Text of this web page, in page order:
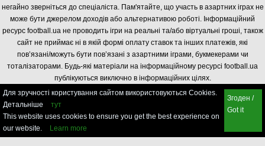
негайно зверніться до спеціаліста. Пам'ятайте, що участь в азартних іграх не
може бути джерелом доходів або альтернативою роботі. Інформаційний
ресурс football.ua не проводить ігри на реальні та/або віртуальні гроші, також
сайт не приймає ні в якій формі оплату ставок та інших платежів, які
пов’язані/можуть бути пов’язані з азартними іграми, букмекерами чи
тоталізаторами. Будь-які матеріали на інформаційному ресурсі football.ua
публікуються виключно в інформаційних цілях.
Для зручності користування сайтом використовуються Cookies.
Детальніше
тут
This website uses cookies to ensure you get the best experience on
our website.
Learn more
Згоден /
Got it